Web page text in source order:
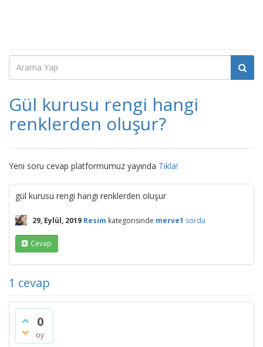
Gül kurusu rengi hangi
renklerden oluşur?
Yeni soru cevap platformumuz yayında Tıkla!
gül kurusu rengi hangi renklerden oluşur
29, Eylül, 2019 Resim kategorisinde merve1 sordu
Cevap
1 cevap
0
oy